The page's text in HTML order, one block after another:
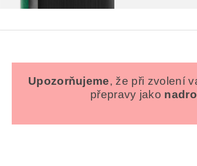
Upozorňujeme, že při zvolení
přepravy jako